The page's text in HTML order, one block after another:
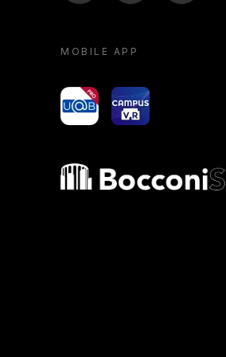
MOBILE APP
yoU@B Campus VR
Bocconi shop